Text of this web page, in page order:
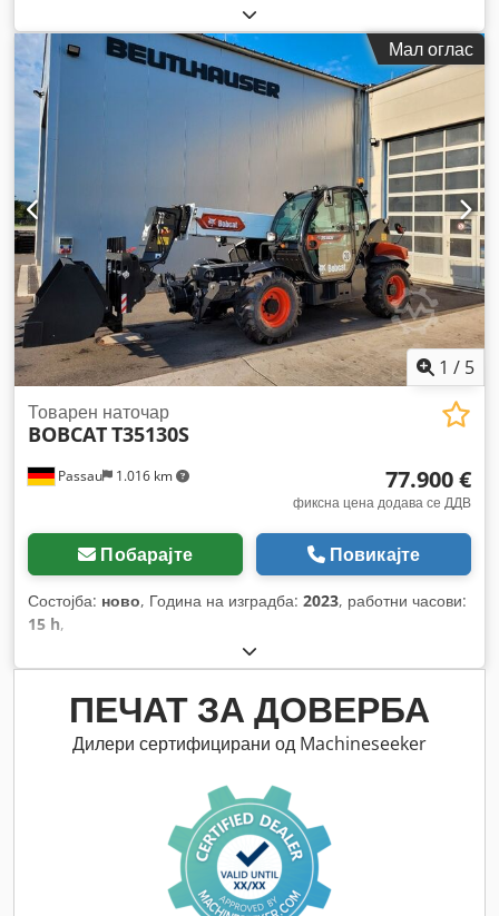
Мал оглас
1 / 5
Passau 1.016 km
Товарен наточар
BOBCATT35130S
77.900 €
фиксна цена додава се ДДВ
Побарајте Повикајте
Состојба: ново, Година на изградба: 2023, работни часови:
15 h,
ПЕЧАТ ЗА ДОВЕРБА
Дилери сертифицирани од Machineseeker